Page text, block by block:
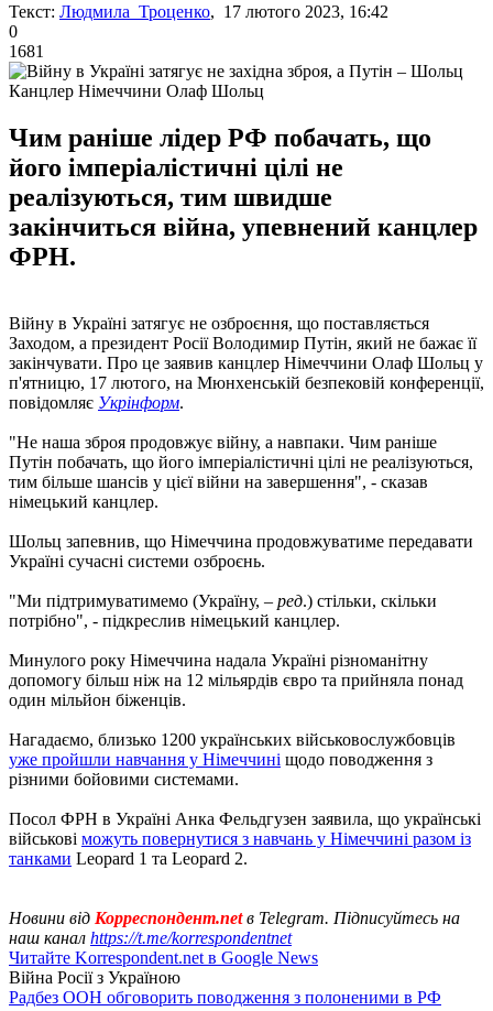
Текст: Людмила Троценко, 17 лютого 2023, 16:42
0
1681
Канцлер Німеччини Олаф Шольц
Чим раніше лідер РФ побачать, що
його імперіалістичні цілі не
реалізуються, тим швидше
закінчиться війна, упевнений канцлер
ФРН.
Війну в Україні затягує не озброєння, що поставляється
Заходом, а президент Росії Володимир Путін, який не бажає її
закінчувати. Про це заявив канцлер Німеччини Олаф Шольц у
п'ятницю, 17 лютого, на Мюнхенській безпековій конференції,
повідомляє Укрінформ.
"Не наша зброя продовжує війну, а навпаки. Чим раніше
Путін побачать, що його імперіалістичні цілі не реалізуються,
тим більше шансів у цієї війни на завершення", - сказав
німецький канцлер.
Шольц запевнив, що Німеччина продовжуватиме передавати
Україні сучасні системи озброєнь.
"Ми підтримуватимемо (Україну, – ред.) стільки, скільки
потрібно", - підкреслив німецький канцлер.
Минулого року Німеччина надала Україні різноманітну
допомогу більш ніж на 12 мільярдів євро та прийняла понад
один мільйон біженців.
Нагадаємо, близько 1200 українських військовослужбовців
уже пройшли навчання у Німеччині щодо поводження з
різними бойовими системами.
Посол ФРН в Україні Анка Фельдгузен заявила, що українські
військові можуть повернутися з навчань у Німеччині разом із
танками Leopard 1 та Leopard 2.
Новини від Корреспондент.netв Telegram. Підписуйтесь на
наш канал https://t.me/korrespondentnet
Читайте Korrespondent.net в Google News
Війна Росії з Україною
Радбез ООН обговорить поводження з полоненими в РФ